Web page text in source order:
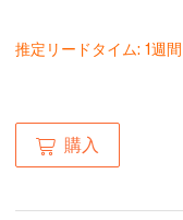
推定リードタイム: 1週間
購入